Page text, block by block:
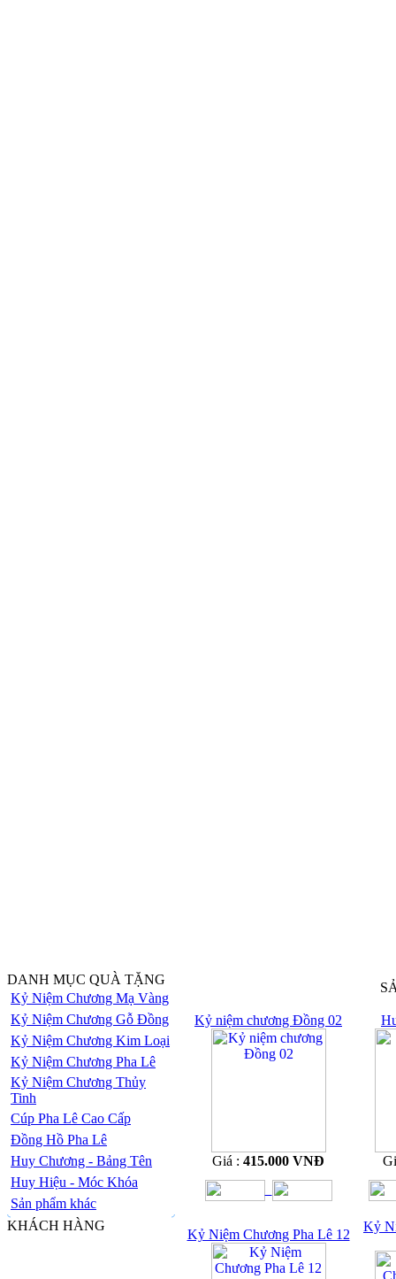
DANH MỤC QUÀ TẶNG
Kỷ Niệm Chương Mạ Vàng
Kỷ Niệm Chương Gỗ Đồng
Kỷ Niệm Chương Kim Loại
Kỷ Niệm Chương Pha Lê
Kỷ Niệm Chương Thủy
Tinh
Cúp Pha Lê Cao Cấp
Đồng Hồ Pha Lê
Huy Chương - Bảng Tên
Huy Hiệu - Móc Khóa
Sản phẩm khác
KHÁCH HÀNG
Kỷ niệm chương Đồng 02
Giá : 415.000 VNĐ
Kỷ Niệm Chương Pha Lê 12
Kỷ